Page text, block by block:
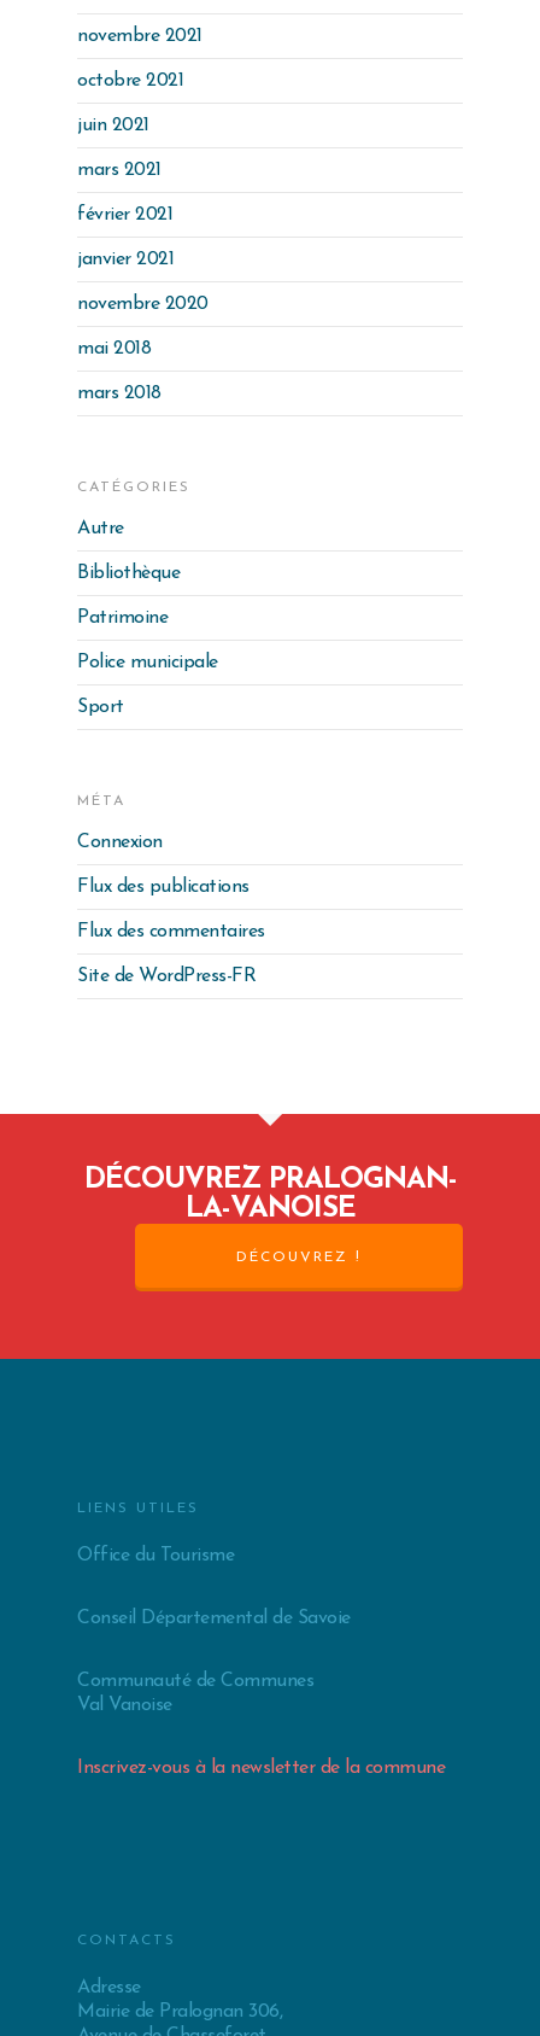
novembre 2021
octobre 2021
juin 2021
mars 2021
février 2021
janvier 2021
novembre 2020
mai 2018
mars 2018
CATÉGORIES
Autre
Bibliothèque
Patrimoine
Police municipale
Sport
MÉTA
Connexion
Flux des publications
Flux des commentaires
Site de WordPress-FR
DÉCOUVREZ PRALOGNAN-
LA-VANOISE
DÉCOUVREZ !
LIENS UTILES
Office du Tourisme
Conseil Départemental de Savoie
Communauté de Communes
Val Vanoise
Inscrivez-vous à la newsletter de la commune
CONTACTS
Adresse
Mairie de Pralognan 306,